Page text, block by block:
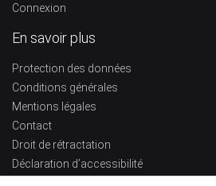
Connexion
En savoir plus
Protection des données
Conditions générales
Mentions légales
Contact
Droit de rétractation
Déclaration d’accessibilité